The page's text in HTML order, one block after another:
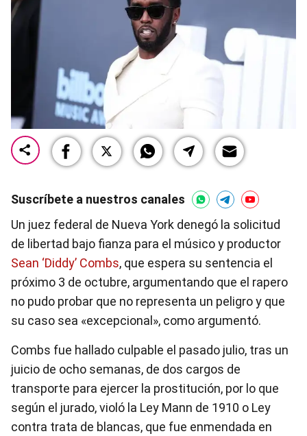
Suscríbete a nuestros canales
Un juez federal de Nueva York denegó la solicitud
de libertad bajo fianza para el músico y productor
Sean ‘Diddy’ Combs, que espera su sentencia el
próximo 3 de octubre, argumentando que el rapero
no pudo probar que no representa un peligro y que
su caso sea «excepcional», como argumentó.
Combs fue hallado culpable el pasado julio, tras un
juicio de ocho semanas, de dos cargos de
transporte para ejercer la prostitución, por lo que
según el jurado, violó la Ley Mann de 1910 o Ley
contra trata de blancas, que fue enmendada en